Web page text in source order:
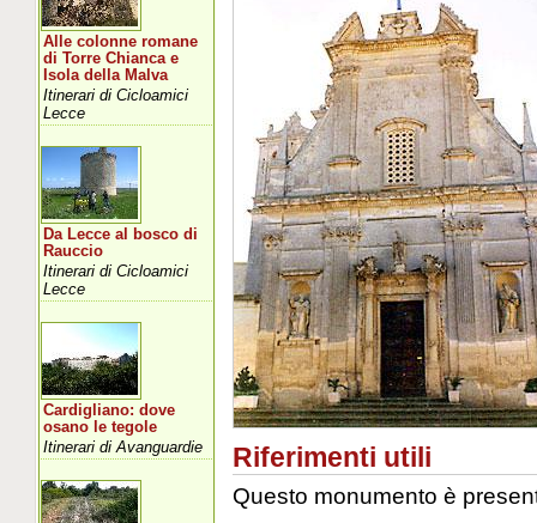
Riferimenti utili
Questo monumento è
Alle colonne romane
di Torre Chianca e
Isola della Malva
Itinerari di Cicloamici
Lecce
Da Lecce al bosco di
Rauccio
Itinerari di Cicloamici
Lecce
Cardigliano: dove
osano le tegole
Itinerari di Avanguardie